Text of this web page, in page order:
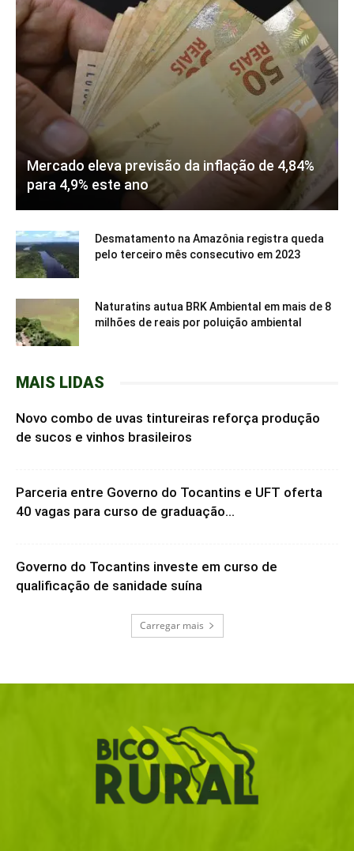
Mercado eleva previsão da inflação de 4,84%
para 4,9% este ano
Desmatamento na Amazônia registra queda
pelo terceiro mês consecutivo em 2023
Naturatins autua BRK Ambiental em mais de 8
milhões de reais por poluição ambiental
MAIS LIDAS
Novo combo de uvas tintureiras reforça produção
de sucos e vinhos brasileiros
Parceria entre Governo do Tocantins e UFT oferta
40 vagas para curso de graduação...
Governo do Tocantins investe em curso de
qualificação de sanidade suína
Carregar mais